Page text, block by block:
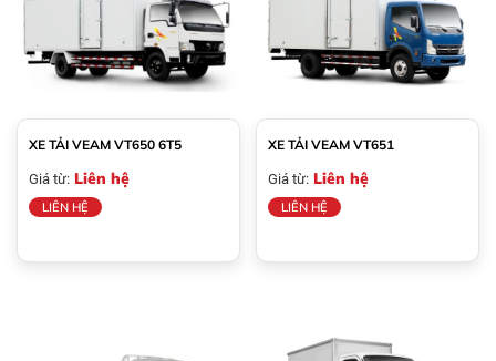
XE TẢI VEAM VT650 6T5
Giá từ: Liên hệ
LIÊN HỆ
XE TẢI VEAM VT651
Giá từ: Liên hệ
LIÊN HỆ